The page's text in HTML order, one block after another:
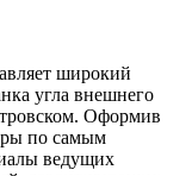
широкий
угла внешнего
Оформив
по самым
ведущих